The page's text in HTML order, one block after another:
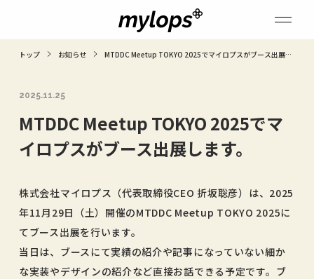
トップ お知らせ
MTDDC Meetup TOKYO 2025でマイロプスがブース出展し
2025.11.25
MTDDC Meetup TOKYO 2025でマ
イロプスがブース出展します。
株式会社マイロプス（代表取締役CEO 折坂聡彦）は、2025
年11月29日（土）開催のMTDDC Meetup TOKYO 2025に
てブース出展を行います。
当日は、ブースにて実績の紹介や記事になっていない細か
な実装やデザインの紹介など直接お話できる予定です。ブ